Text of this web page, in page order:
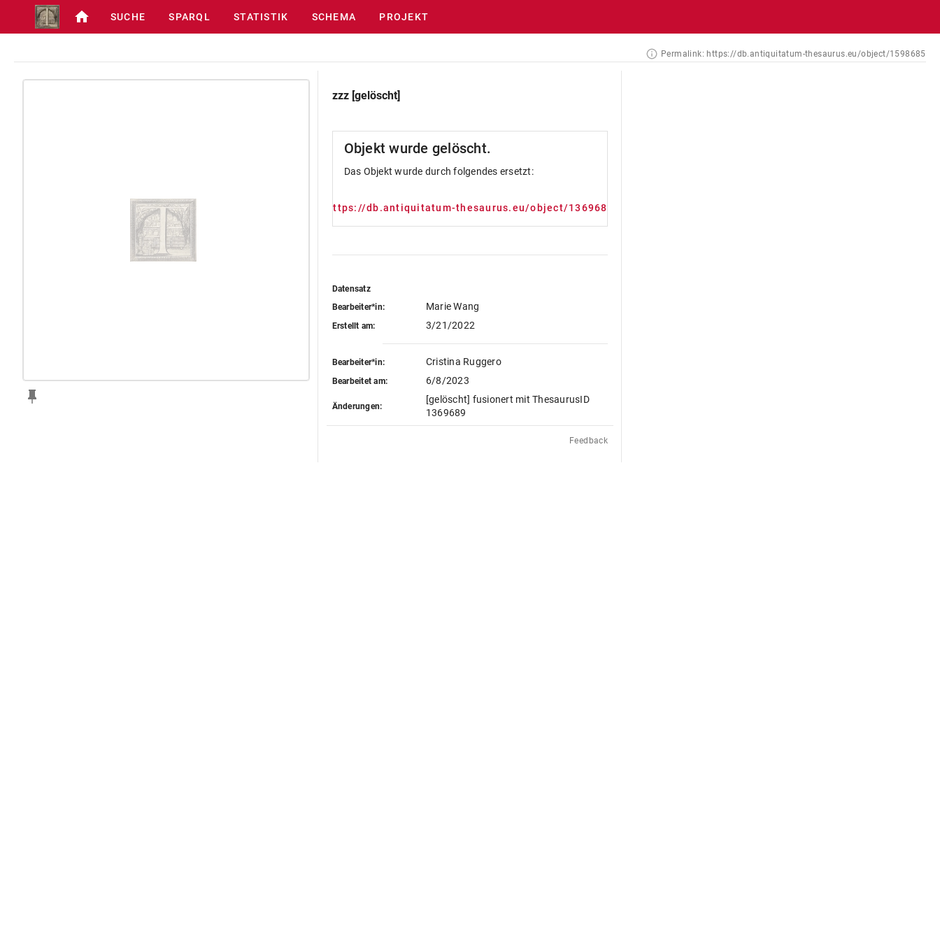
SUCHE SPARQL STATISTIK SCHEMA PROJEKT
Permalink: https://db.antiquitatum-thesaurus.eu/object/1598685
zzz [gelöscht]
Objekt wurde gelöscht.
Das Objekt wurde durch folgendes ersetzt:
https://db.antiquitatum-thesaurus.eu/object/1369689
Datensatz
Bearbeiter*in:
Marie Wang
Erstellt am: 3/21/2022
Bearbeiter*in: Cristina Ruggero
Bearbeitet am: 6/8/2023
Änderungen:
[gelöscht] fusionert mit ThesaurusID
1369689
Feedback